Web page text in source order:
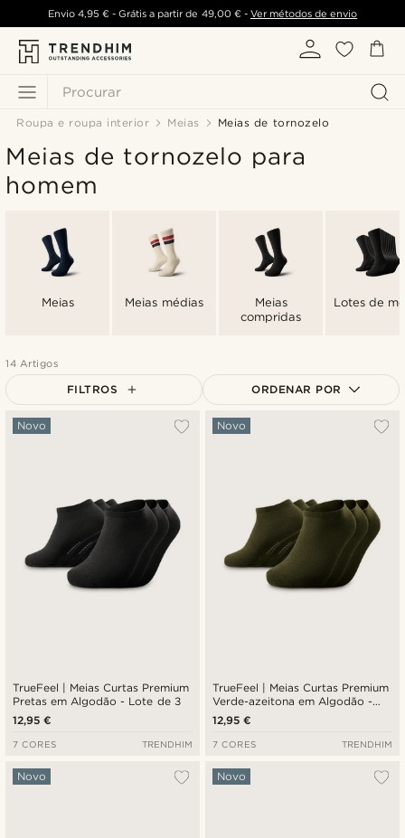
Procurar
Envio 4,95 €- Grátis a partir de 49,00 €- Ver métodos de envio
Roupa e roupa interior Meias Meias de tornozelo
Meias de tornozelo para
homem
Meias Meias médias
Meias
compridas
Lotes de
14 Artigos
FILTROS ORDENAR POR
Mais vendidos
Preço mais alto
TrueFeel | Meias Curtas Premium
Pretas em Algodão - Lote de 3
Novo
12,95 €
7 CORES TRENDHIM
TrueFeel | Meias Curtas Premium
Verde-azeitona em Algodão -
Lote de 3
Novo
12,95 €
7 CORES TRENDHIM
Novo Novo